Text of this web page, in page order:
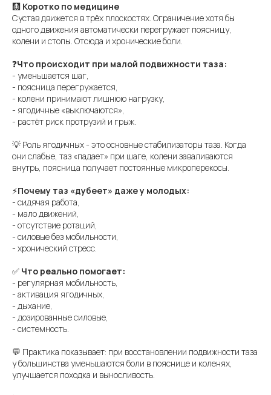
🩻 Коротко по медицине
Сустав движется в трёх плоскостях. Ограничение хотя бы
одного движения автоматически перегружает поясницу,
колени и стопы. Отсюда и хронические боли.
❓Что происходит при малой подвижности таза:
- уменьшается шаг,
- поясница перегружается,
- колени принимают лишнюю нагрузку,
- ягодичные «выключаются»,
- растёт риск протрузий и грыж.
💡 Роль ягодичных - это основные стабилизаторы таза. Когда
они слабые, таз «падает» при шаге, колени заваливаются
внутрь, поясница получает постоянные микроперекосы.
⚡️Почему таз «дубеет» даже у молодых:
- сидячая работа,
- мало движений,
- отсутствие ротаций,
- силовые без мобильности,
- хронический стресс.
✅ Что реально помогает:
- регулярная мобильность,
- активация ягодичных,
- дыхание,
- дозированные силовые,
- системность.
💬 Практика показывает: при восстановлении подвижности таза
у большинства уменьшаются боли в пояснице и коленях,
улучшается походка и выносливость.